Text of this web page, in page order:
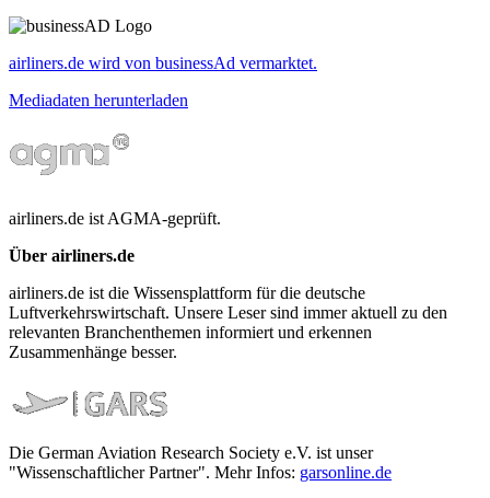
airliners.de wird von businessAd vermarktet.
Mediadaten herunterladen
airliners.de ist AGMA-geprüft.
Über airliners.de
airliners.de ist die Wissensplattform für die deutsche
Luftverkehrswirtschaft. Unsere Leser sind immer aktuell zu den
relevanten Branchenthemen informiert und erkennen
Zusammenhänge besser.
Die German Aviation Research Society e.V. ist unser
"Wissenschaftlicher Partner". Mehr Infos: garsonline.de